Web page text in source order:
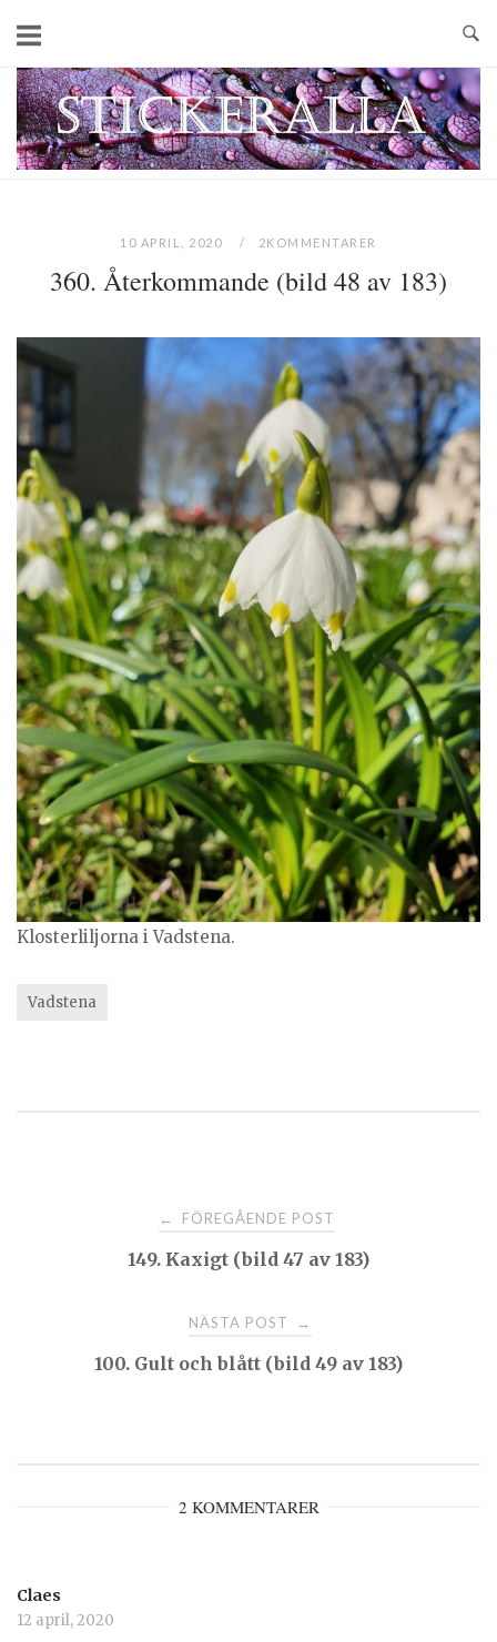
content
Home
10 APRIL, 2020 2KOMMENTARER
360. Återkommande (bild 48 av 183)
Klosterliljorna i Vadstena.
Vadstena
navigation
← FÖREGÅENDE POST
149. Kaxigt (bild 47 av 183)
NÄSTA POST →
100. Gult och blått (bild 49 av 183)
2 KOMMENTARER
Claes
12 april, 2020